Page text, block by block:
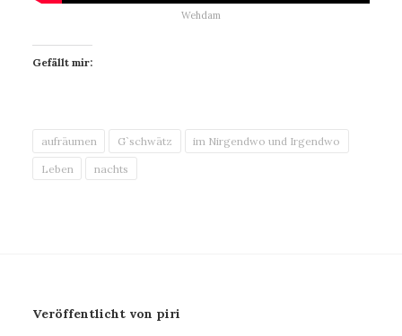
Wehdam
Gefällt mir:
aufräumen Gˋschwätz im Nirgendwo und Irgendwo
Leben nachts
Veröffentlicht von piri